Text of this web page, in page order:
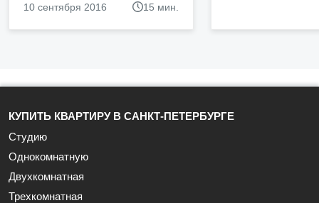
10 сентября 2016 15 мин.
КУПИТЬ КВАРТИРУ В САНКТ-ПЕТЕРБУРГЕ
Студию
Однокомнатную
Двухкомнатная
Трехкомнатная